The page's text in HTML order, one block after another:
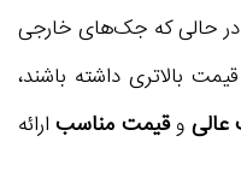
در حالی که جک‌های خارجی
بالاتری داشته باشند،
عالی وقیمت مناسبارائه